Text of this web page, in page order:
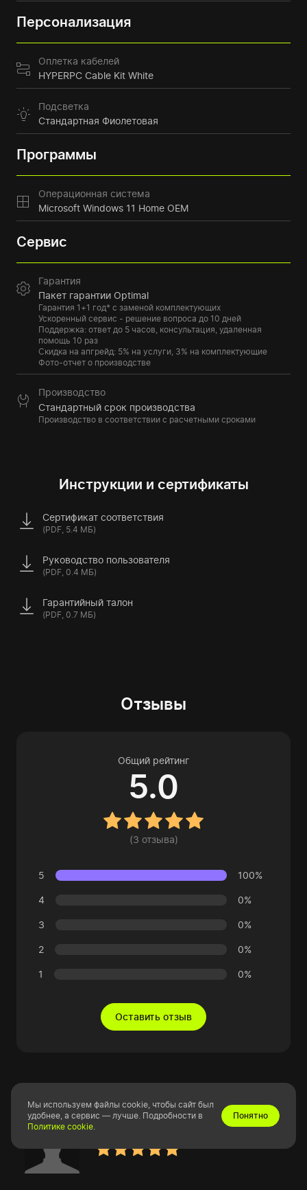
Персонализация
Оплетка кабелей
HYPERPC Cable Kit White
Подсветка
Стандартная Фиолетовая
Программы
Операционная система
Microsoft Windows 11 Home OEM
Сервис
Гарантия
Пакет гарантии Optimal
Гарантия 1+1 год* с заменой комплектующих
Ускоренный сервис - решение вопроса до 10 дней
Поддержка: ответ до 5 часов, консультация, удаленная
помощь 10 раз
Скидка на апгрейд: 5% на услуги, 3% на комплектующие
Фото-отчет о производстве
Производство
Стандартный срок производства
Производство в соответствии с расчетными сроками
Инструкции и сертификаты
Сертификат соответствия
(PDF, 5.4 МБ)
Руководство пользователя
(PDF, 0.4 МБ)
Гарантийный талон
(PDF, 0.7 МБ)
Отзывы
Общий рейтинг
5.0
(3 отзыва)
5 100%
4 0%
3 0%
2 0%
1 0%
Оставить отзыв
Владлен Валентинович Н.
Мы используем файлы cookie, чтобы сайт был
удобнее, а сервис — лучше. Подробности в
Политике cookie.
Понятно